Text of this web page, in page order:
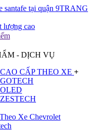
santafe tại quận 9TRANG
- DỊCH VỤ
CẤP THEO XE +
Xe Chevrolet